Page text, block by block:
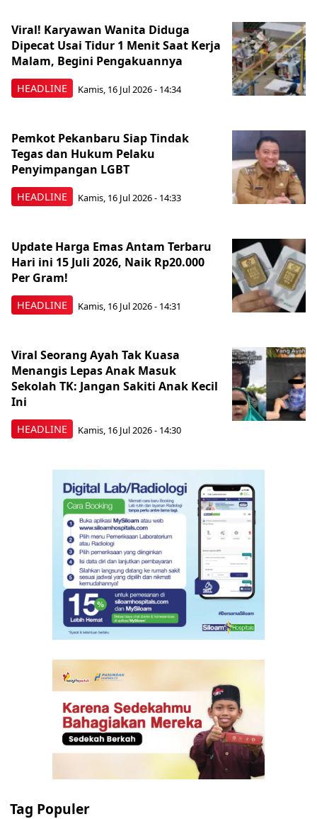
HEADLINE
Viral! Karyawan Wanita Diduga
Dipecat Usai Tidur 1 Menit Saat Kerja
Malam, Begini Pengakuannya
Kamis, 16 Jul 2026 - 14:34
HEADLINE
Pemkot Pekanbaru Siap Tindak
Tegas dan Hukum Pelaku
Penyimpangan LGBT
Kamis, 16 Jul 2026 - 14:33
HEADLINE
Update Harga Emas Antam Terbaru
Hari ini 15 Juli 2026, Naik Rp20.000
Per Gram!
Kamis, 16 Jul 2026 - 14:31
HEADLINE
Viral Seorang Ayah Tak Kuasa
Menangis Lepas Anak Masuk
Sekolah TK: Jangan Sakiti Anak Kecil
Ini
Kamis, 16 Jul 2026 - 14:30
Tag Populer